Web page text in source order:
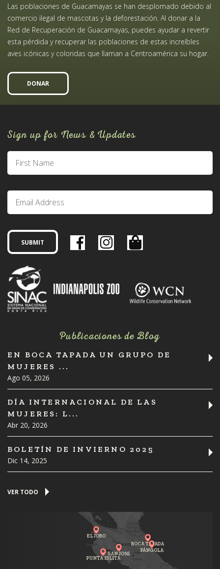
Las poblaciones de Guacamayas se han desplomado debido al
comercio ilegal de mascotas y la deforestación. Al donar a la
Red de Recuperación de Guacamayas, puedes ayudar a revertir
esta pérdida y recuperar las poblaciones de estas increíbles
aves icónicas y coloridas que llaman a Centroamérica su hogar.
DONAR
Sign up for News & Updates
Publicaciones de Blog
EN BOCA TAPADA UN GRUPO DE
MUJERES ...
Ago 05, 2026
DÍA INTERNACIONAL DE LAS
MUJERES: L...
Abr 20, 2026
BOLETÍN DE INVIERNO 2025
Dic 14, 2025
VER TODO
PUNTA ISLITA
BOCA TAPADA
SAN JOSE
EL JOBO
PÁNGOLA